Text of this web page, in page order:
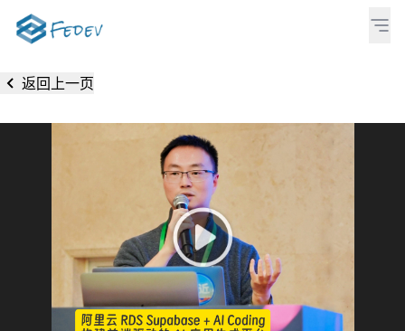
返回上一页